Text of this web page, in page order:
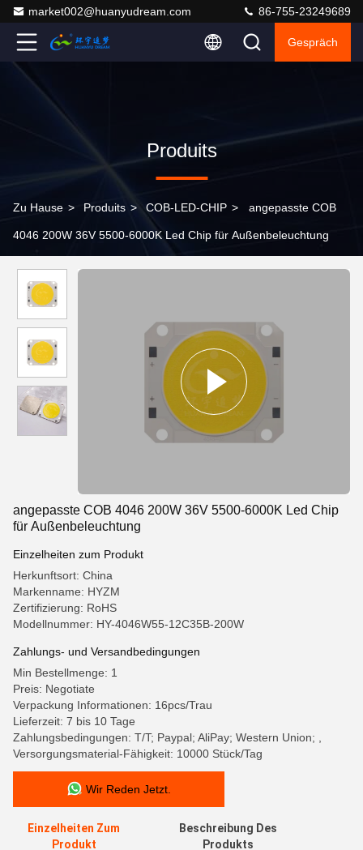
market002@huanyudream.com 86-755-23249689
Gespräch
Produits
Zu Hause > Produits > COB-LED-CHIP > angepasste COB
4046 200W 36V 5500-6000K Led Chip für Außenbeleuchtung
angepasste COB 4046 200W 36V 5500-6000K Led Chip
für Außenbeleuchtung
Einzelheiten zum Produkt
Herkunftsort: China
Markenname: HYZM
Zertifizierung: RoHS
Modellnummer: HY-4046W55-12C35B-200W
Zahlungs- und Versandbedingungen
Min Bestellmenge: 1
Preis: Negotiate
Verpackung Informationen: 16pcs/Trau
Lieferzeit: 7 bis 10 Tage
Zahlungsbedingungen: T/T; Paypal; AliPay; Western Union; ,
Versorgungsmaterial-Fähigkeit: 10000 Stück/Tag
Wir Reden Jetzt.
Einzelheiten Zum
Produkt
Beschreibung Des
Produkts